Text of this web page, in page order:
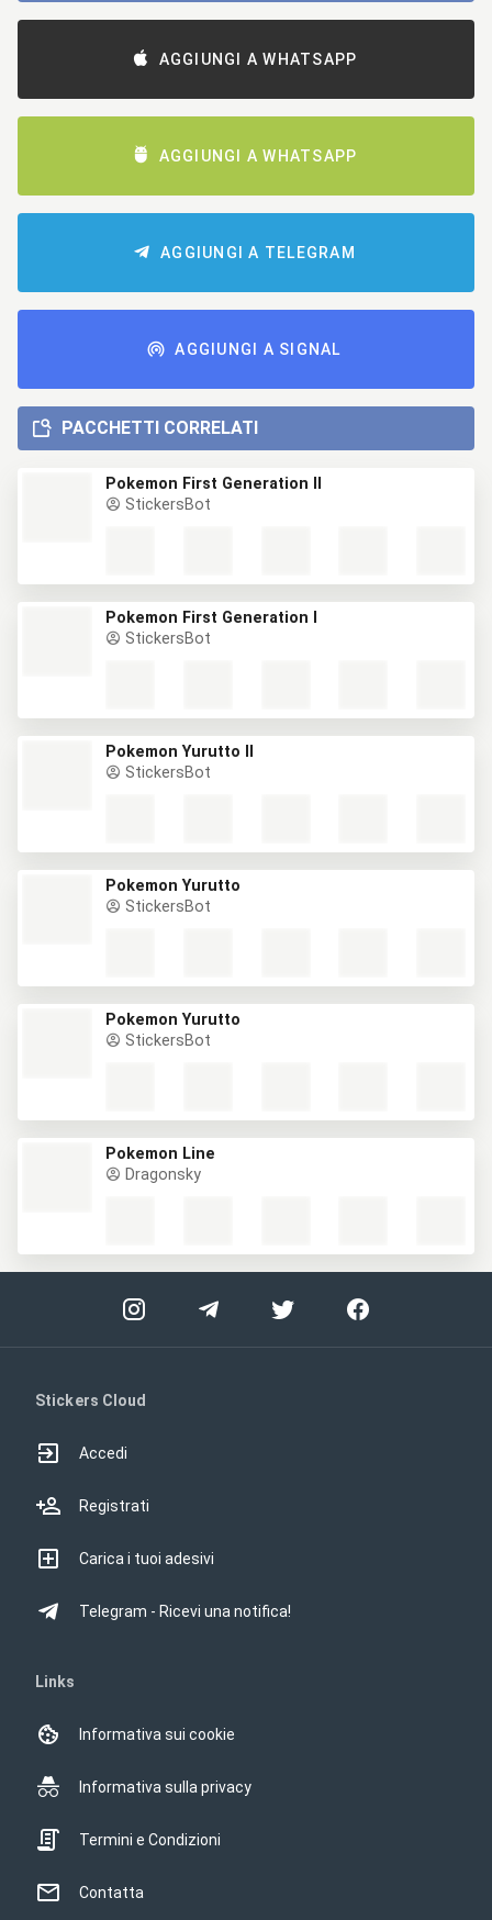
AGGIUNGI A WHATSAPP
AGGIUNGI A WHATSAPP
AGGIUNGI A TELEGRAM
AGGIUNGI A SIGNAL
PACCHETTI CORRELATI
Pokemon First Generation II
StickersBot
Pokemon First Generation I
StickersBot
Pokemon Yurutto II
StickersBot
Pokemon Yurutto
StickersBot
Pokemon Yurutto
StickersBot
Pokemon Line
Dragonsky
Stickers Cloud
Accedi
Registrati
Carica i tuoi adesivi
Telegram - Ricevi una notifica!
Links
Informativa sui cookie
Informativa sulla privacy
Termini e Condizioni
Contatta